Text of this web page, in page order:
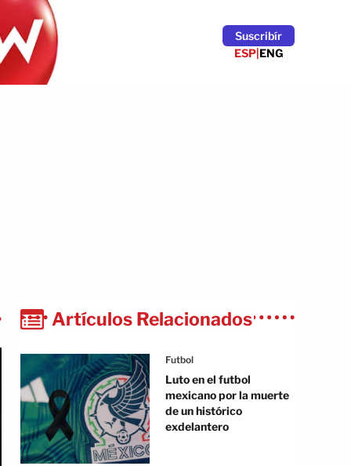
Suscribír
ESP|ENG
Artículos Relacionados
Futbol
Luto en el futbol
mexicano por la muerte
de un histórico
exdelantero